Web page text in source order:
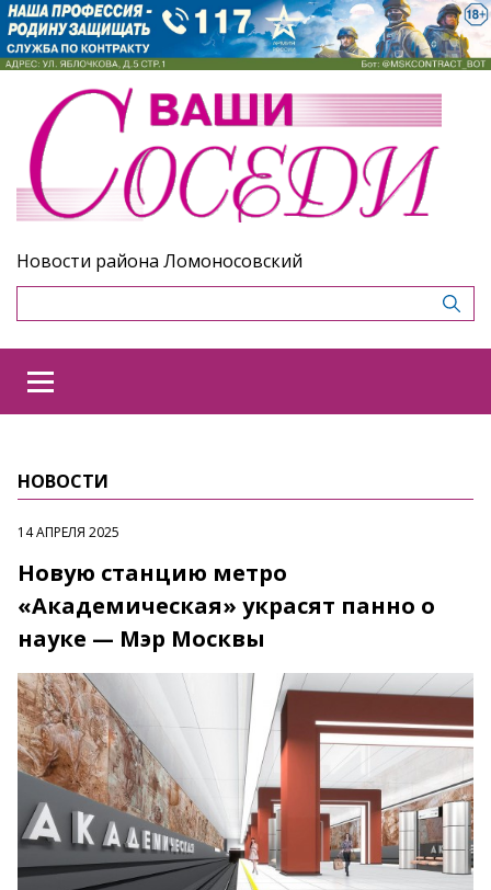
Новости района Ломоносовский
НОВОСТИ
14 АПРЕЛЯ 2025
Новую станцию метро
«Академическая» украсят панно о
науке — Мэр Москвы